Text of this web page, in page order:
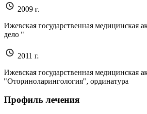
2009 г.
Ижевская государственная медицинская
дело "
2011 г.
Ижевская государственная медицинская
"Оториноларингология", ординатура
Профиль лечения